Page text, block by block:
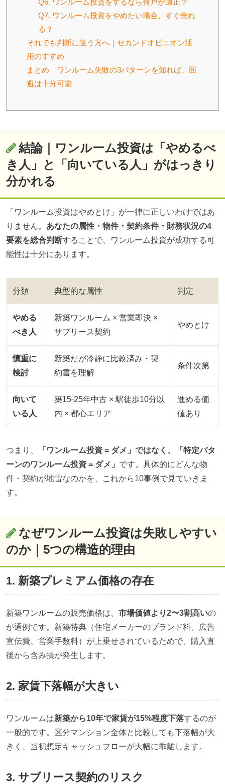
Q7. ワンルーム投資をやめたい場合、すぐ売れ
る？
それでも判断に迷う方へ｜セカンドオピニオン活
用のすすめ
まとめ｜ワンルーム失敗の3パターンを知れば、回
避は十分可能
結論｜ワンルーム投資は「やめるべ
き人」と「向いている人」がはっきり
分かれる
「ワンルーム投資はやめとけ」が一律に正しいわけではあ
りません。 あなたの属性・物件・契約条件・財務状況の4
要素を総合判断することで、ワンルーム投資が成功する可
能性は十分にあります。
分類 典型的な属性 判定
やめる
べき人
新築ワンルーム × 営業即決 ×
サブリース契約
やめとけ
慎重に
検討
新築だが冷静に比較済み・契
約書を理解
条件次第
向いて
いる人
築15-25年中古 × 駅徒歩10分以
内 × 都心エリア
進める価
値あり
つまり、
「ワンルーム投資 = ダメ」ではなく、「特定パタ
ーンのワンルーム投資 = ダメ」 です。具体的にどんな物
件・契約が地雷なのかを、これから10事例で見ていきま
す。
なぜワンルーム投資は失敗しやすい
のか｜5つの構造的理由
1. 新築プレミアム価格の存在
新築ワンルームの販売価格は、 市場価値より2〜3割高いの
が通例です。新築特典（住宅メーカーのブランド料、広告
宣伝費、営業手数料）が上乗せされているためで、購入直
後から含み損が発生します。
2. 家賃下落幅が大きい
ワンルームは新築から10年で家賃が15%程度下落するのが
一般的です。区分マンション全体と比較しても下落幅が大
きく、当初想定キャッシュフローが大幅に乖離します。
3. サブリース契約のリスク